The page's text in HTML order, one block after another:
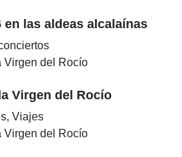
en las aldeas alcalaínas
Virgen del Rocío
Viajes